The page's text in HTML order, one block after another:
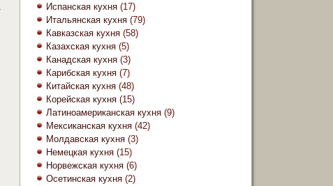
Испанская кухня (17)
Итальянская кухня (79)
Кавказская кухня (58)
Казахская кухня (5)
Канадская кухня (3)
Карибская кухня (7)
Китайская кухня (48)
Корейская кухня (15)
Латиноамериканская кухня (9)
Мексиканская кухня (42)
Молдавская кухня (3)
Немецкая кухня (15)
Норвежская кухня (6)
Осетинская кухня (2)